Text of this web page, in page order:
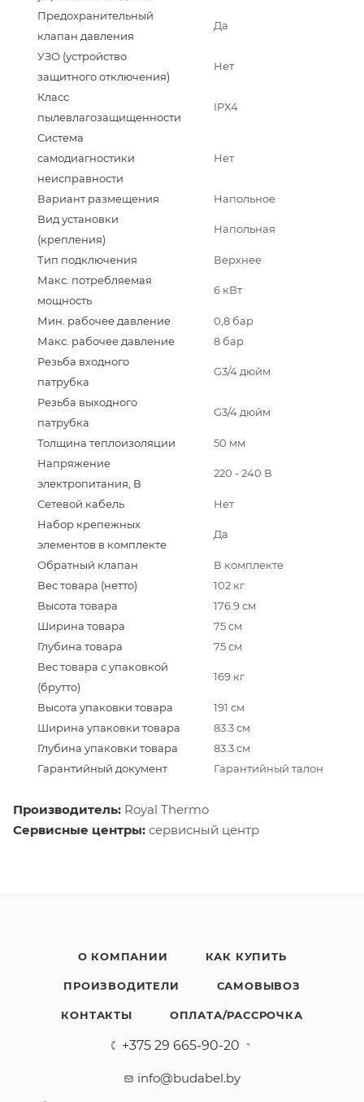
Предохранительный
клапан давления
Да
УЗО (устройство
защитного отключения)
Нет
Класс
пылевлагозащищенности
IPX4
Система
самодиагностики
неисправности
Нет
Вариант размещения
Напольное
Вид установки
(крепления)
Напольная
Тип подключения
Верхнее
Макс. потребляемая
мощность
6 кВт
Мин. рабочее давление
0,8 бар
Макс. рабочее давление
8 бар
Резьба входного
патрубка
G3/4 дюйм
Резьба выходного
патрубка
G3/4 дюйм
Толщина теплоизоляции
50 мм
Напряжение
электропитания, В
220 - 240 В
Сетевой кабель
Нет
Набор крепежных
элементов в комплекте
Да
Обратный клапан
В комплекте
Вес товара (нетто)
102 кг
Высота товара
176.9 см
Ширина товара
75 см
Глубина товара
75 см
Вес товара с упаковкой
(брутто)
169 кг
Высота упаковки товара
191 см
Ширина упаковки товара
83.3 см
Глубина упаковки товара
83.3 см
Гарантийный документ
Гарантийный талон
Производитель: Royal Thermo
Сервисные центры: сервисный центр
О КОМПАНИИ КАК КУПИТЬ
ПРОИЗВОДИТЕЛИ САМОВЫВОЗ
КОНТАКТЫ ОПЛАТА/РАССРОЧКА
+375 29 665-90-20
info@budabel.by